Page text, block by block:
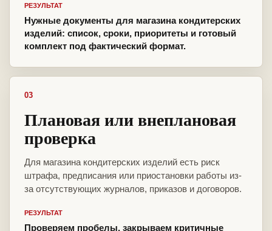
РЕЗУЛЬТАТ
Нужные документы для магазина кондитерских
изделий: список, сроки, приоритеты и готовый
комплект под фактический формат.
03
Плановая или внеплановая
проверка
Для магазина кондитерских изделий есть риск
штрафа, предписания или приостановки работы из-
за отсутствующих журналов, приказов и договоров.
РЕЗУЛЬТАТ
Проверяем пробелы, закрываем критичные